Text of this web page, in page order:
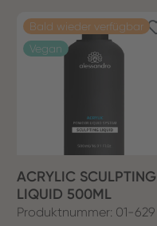
Bald wieder verfügbar
Vegan
ACRYLIC SCULPTING
LIQUID 500ML
Produktnummer: 01-629